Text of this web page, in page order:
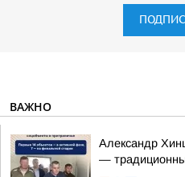
ВАЖНО
Александр
—